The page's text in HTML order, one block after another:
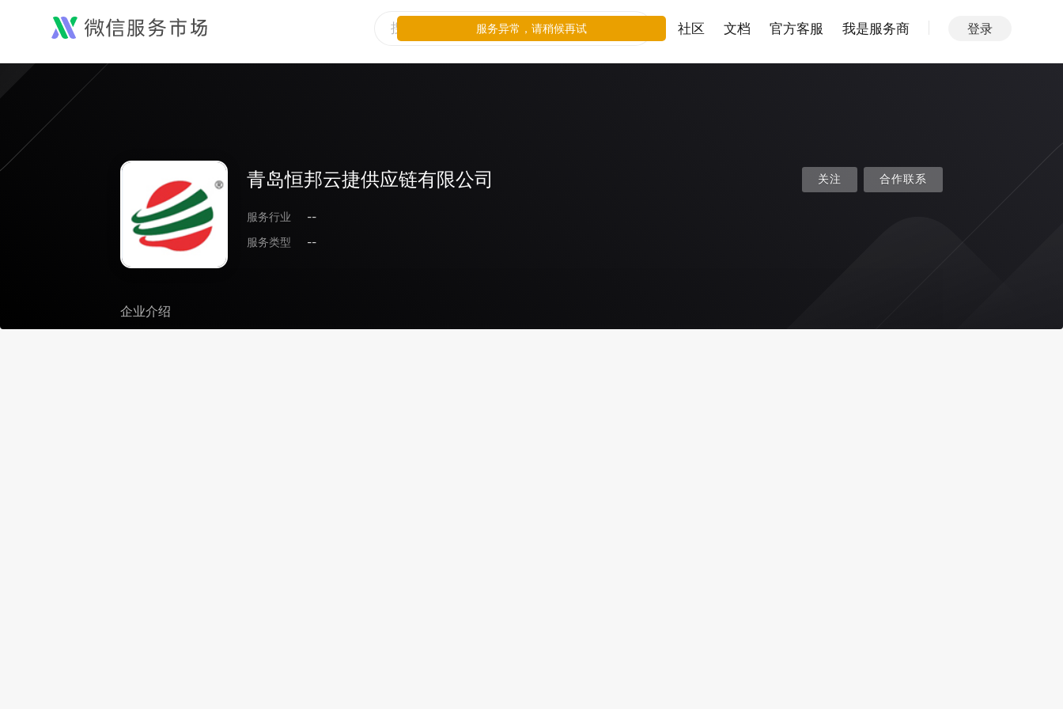
社区 文档 官方客服 我是服务商 登录
青岛恒邦云捷供应链有限公司
服务行业
--
服务类型
--
关注 合作联系
企业介绍
服务异常，请稍候再试